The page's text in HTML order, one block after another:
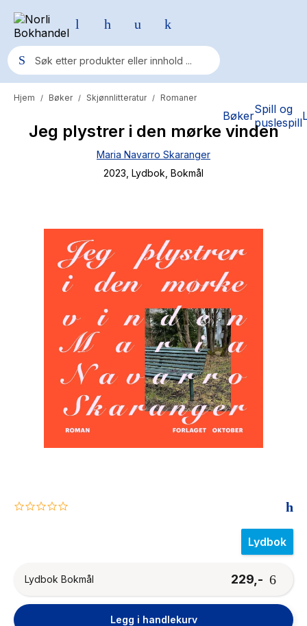
BøkerSpill og
puslespill
Populære søk
Pokemon
Fury Bound - Sable Sorensen
Hitster
Hypopressiv trening
The Housemaid
Hjem / Bøker / Skjønnlitteratur / Romaner
Jeg plystrer i den mørke vinden
Maria Navarro Skaranger
2023 , Lydbok , Bokmål
0.0
Lydbok
Lydbok Bokmål 229,-
Legg i handlekurv